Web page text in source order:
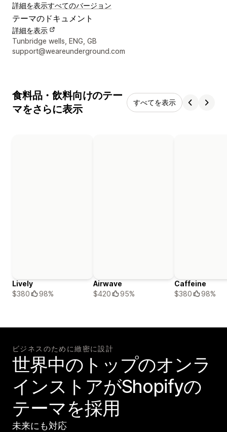
詳細を表示すべてのバージョン
テーマのドキュメント
詳細を表示
デザイナーの連絡先情報
Tunbridge wells, ENG, GB
support@weareunderground.com
食料品・飲料向けのテー
マをさらに表示
すべてを表示
Lively
$380
98%
Airwave
$420
95%
Caffeine
$380
98%
ビジネスのために緻密に設計
世界中のトップのオンラ
インストアがShopifyの
テーマを採用
未来にも対応